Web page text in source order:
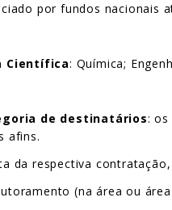
por fundos nacionais
Científica: Química;
de destinatários: os
afins.
da respectiva
(na área ou